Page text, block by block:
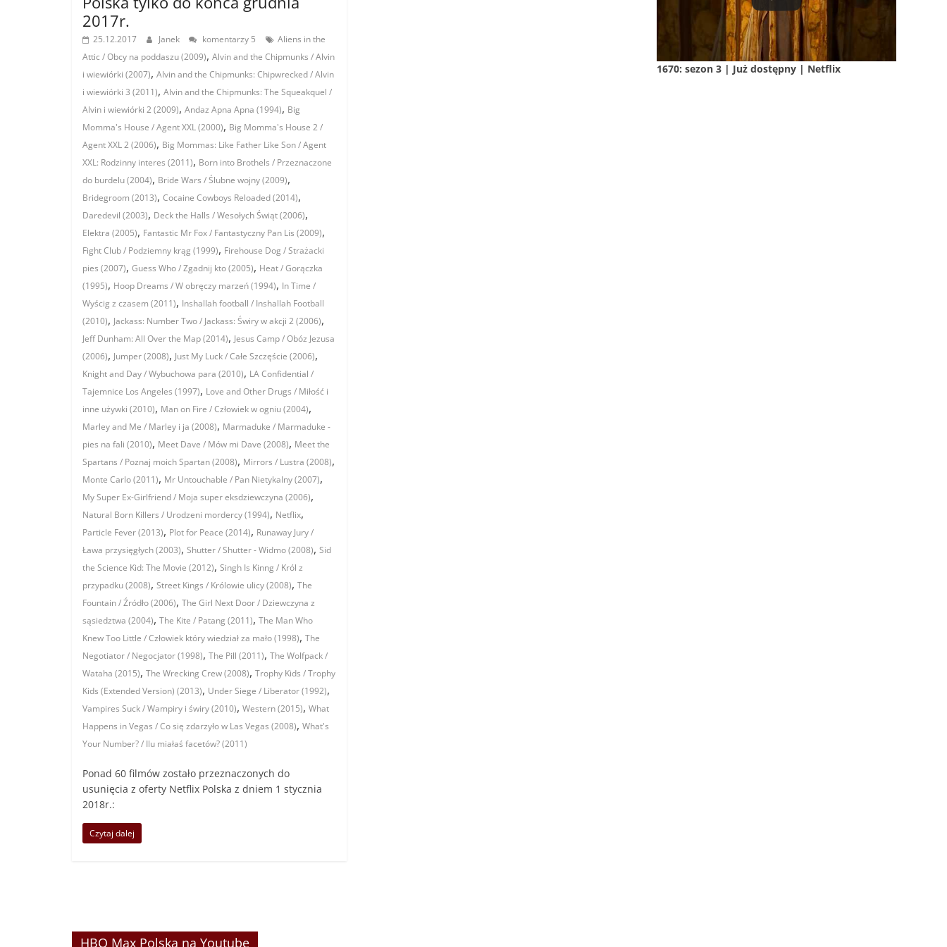
2017r.
25.12.2017 Janek komentarzy 5
Aliens in the
Attic / Obcy na poddaszu (2009), Alvin and the Chipmunks / Alvin
i wiewiórki (2007), Alvin and the Chipmunks: Chipwrecked / Alvin
i wiewiórki 3 (2011), Alvin and the Chipmunks: The Squeakquel /
Alvin i wiewiórki 2 (2009), Andaz Apna Apna (1994), Big
Momma's House / Agent XXL (2000), Big Momma's House 2 /
Agent XXL 2 (2006), Big Mommas: Like Father Like Son / Agent
XXL: Rodzinny interes (2011), Born into Brothels / Przeznaczone
do burdelu (2004), Bride Wars / Ślubne wojny (2009),
Bridegroom (2013), Cocaine Cowboys Reloaded (2014),
Daredevil (2003), Deck the Halls / Wesołych Świąt (2006),
Elektra (2005), Fantastic Mr Fox / Fantastyczny Pan Lis (2009),
Fight Club / Podziemny krąg (1999), Firehouse Dog / Strażacki
pies (2007), Guess Who / Zgadnij kto (2005), Heat / Gorączka
(1995), Hoop Dreams / W obręczy marzeń (1994), In Time /
Wyścig z czasem (2011), Inshallah football / Inshallah Football
(2010), Jackass: Number Two / Jackass: Świry w akcji 2 (2006),
Jeff Dunham: All Over the Map (2014), Jesus Camp / Obóz Jezusa
(2006), Jumper (2008), Just My Luck / Całe Szczęście (2006),
Knight and Day / Wybuchowa para (2010), LA Confidential /
Tajemnice Los Angeles (1997), Love and Other Drugs / Miłość i
inne używki (2010), Man on Fire / Człowiek w ogniu (2004),
Marley and Me / Marley i ja (2008), Marmaduke / Marmaduke -
pies na fali (2010), Meet Dave / Mów mi Dave (2008), Meet the
Spartans / Poznaj moich Spartan (2008), Mirrors / Lustra (2008),
Monte Carlo (2011), Mr Untouchable / Pan Nietykalny (2007),
My Super Ex-Girlfriend / Moja super eksdziewczyna (2006),
Natural Born Killers / Urodzeni mordercy (1994), Netflix,
Particle Fever (2013), Plot for Peace (2014), Runaway Jury /
Ława przysięgłych (2003), Shutter / Shutter - Widmo (2008), Sid
the Science Kid: The Movie (2012), Singh Is Kinng / Król z
przypadku (2008), Street Kings / Królowie ulicy (2008), The
Fountain / Źródło (2006), The Girl Next Door / Dziewczyna z
sąsiedztwa (2004), The Kite / Patang (2011), The Man Who
Knew Too Little / Człowiek który wiedział za mało (1998), The
Negotiator / Negocjator (1998), The Pill (2011), The Wolfpack /
Wataha (2015), The Wrecking Crew (2008), Trophy Kids / Trophy
Kids (Extended Version) (2013), Under Siege / Liberator (1992),
Vampires Suck / Wampiry i świry (2010), Western (2015), What
Happens in Vegas / Co się zdarzyło w Las Vegas (2008), What's
Your Number? / Ilu miałaś facetów? (2011)
Ponad 60 filmów zostało przeznaczonych do
usunięcia z oferty Netflix Polska z dniem 1 stycznia
2018r.:
Czytaj dalej
1670: sezon 3 | Już dostępny | Netflix
HBO Max Polska na Youtube